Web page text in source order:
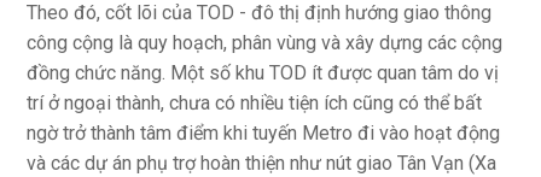
Theo đó, cốt lõi của TOD - đô thị định hướng giao thông
công cộng là quy hoạch, phân vùng và xây dựng các cộng
đồng chức năng. Một số khu TOD ít được quan tâm do vị
trí ở ngoại thành, chưa có nhiều tiện ích cũng có thể bất
ngờ trở thành tâm điểm khi tuyến Metro đi vào hoạt động
và các dự án phụ trợ hoàn thiện như nút giao Tân Vạn (Xa